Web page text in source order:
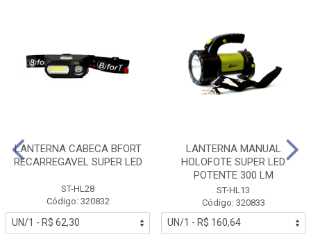
LANTERNA CABECA BFORT
RECARREGAVEL SUPER LED
ST-HL28
Código: 320832
LANTERNA MANUAL
HOLOFOTE SUPER LED
POTENTE 300 LM
ST-HL13
Código: 320833